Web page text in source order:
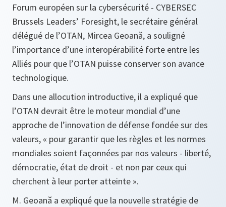
Forum européen sur la cybersécurité - CYBERSEC
Brussels Leaders’ Foresight, le secrétaire général
délégué de l’OTAN, Mircea Geoană, a souligné
l’importance d’une interopérabilité forte entre les
Alliés pour que l’OTAN puisse conserver son avance
technologique.
Dans une allocution introductive, il a expliqué que
l’OTAN devrait être le moteur mondial d’une
approche de l’innovation de défense fondée sur des
valeurs, « pour garantir que les règles et les normes
mondiales soient façonnées par nos valeurs - liberté,
démocratie, état de droit - et non par ceux qui
cherchent à leur porter atteinte ».
M. Geoană a expliqué que la nouvelle stratégie de